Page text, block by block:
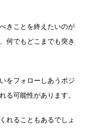
きことを終えたいのが
何でもどこまでも突き
をフォローしあうポジ
る可能性があります。
れることもあるでしょ